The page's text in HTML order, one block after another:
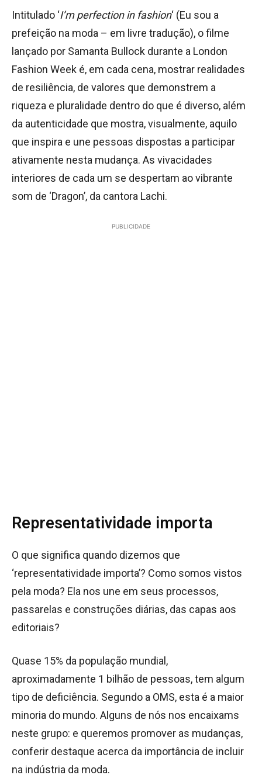
Intitulado ‘I’m perfection in fashion‘ (Eu sou a
prefeição na moda – em livre tradução), o filme
lançado por Samanta Bullock durante a London
Fashion Week é, em cada cena, mostrar realidades
de resiliência, de valores que demonstrem a
riqueza e pluralidade dentro do que é diverso, além
da autenticidade que mostra, visualmente, aquilo
que inspira e une pessoas dispostas a participar
ativamente nesta mudança. As vivacidades
interiores de cada um se despertam ao vibrante
som de ‘Dragon’, da cantora Lachi.
PUBLICIDADE
Representatividade importa
O que significa quando dizemos que
‘representatividade importa’? Como somos vistos
pela moda? Ela nos une em seus processos,
passarelas e construções diárias, das capas aos
editoriais?
Quase 15% da população mundial,
aproximadamente 1 bilhão de pessoas, tem algum
tipo de deficiência. Segundo a OMS, esta é a maior
minoria do mundo. Alguns de nós nos encaixams
neste grupo: e queremos promover as mudanças,
conferir destaque acerca da importância de incluir
na indústria da moda.